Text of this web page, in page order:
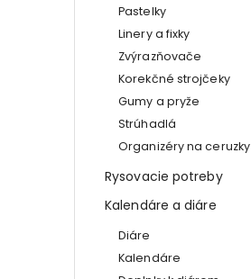
Pastelky
Linery a fixky
Zvýrazňovače
Korekčné strojčeky
Gumy a pryže
Strúhadlá
Organizéry na ceruzky
Rysovacie potreby
Kalendáre a diáre
Diáre
Kalendáre